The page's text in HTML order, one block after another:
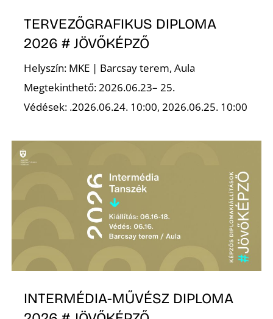
TERVEZŐGRAFIKUS DIPLOMA
2026 # JÖVŐKÉPZŐ
Helyszín: MKE | Barcsay terem, Aula
Megtekinthető: 2026.06.23– 25.
Védések: .2026.06.24. 10:00, 2026.06.25. 10:00
INTERMÉDIA-MŰVÉSZ DIPLOMA